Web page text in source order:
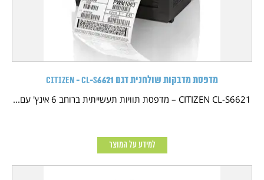
מדפסת מדבקות שולחנית דגם CITIZEN - CL-S6621
CITIZEN CL-S6621 – מדפסת תוויות תעשייתית ברוחב 6 אינץ' עם...
למידע על המוצר